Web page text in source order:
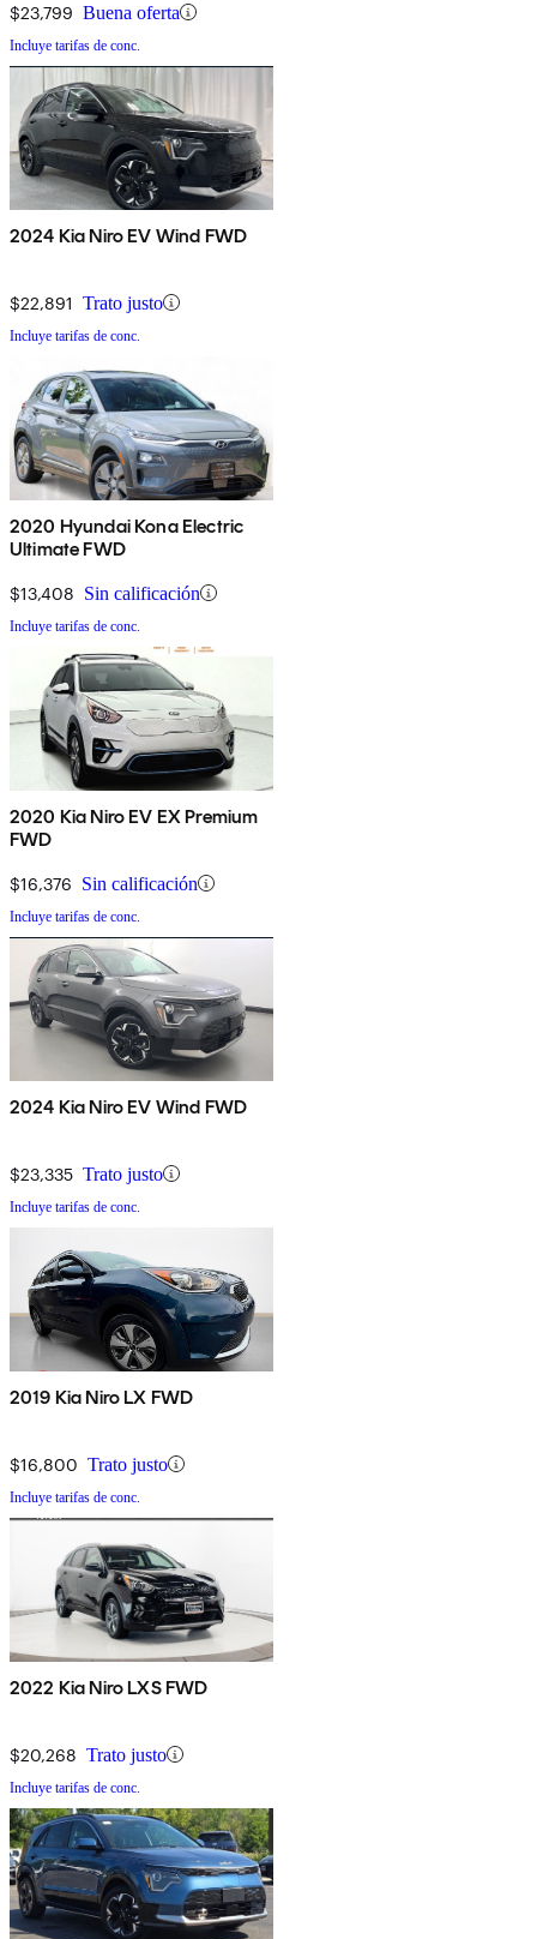
$23,799 Buena oferta
Incluye tarifas de conc.
2024 Kia Niro EV Wind FWD
$22,891 Trato justo
Incluye tarifas de conc.
2020 Hyundai Kona Electric
Ultimate FWD
$13,408 Sin calificación
Incluye tarifas de conc.
2020 Kia Niro EV EX Premium
FWD
$16,376 Sin calificación
Incluye tarifas de conc.
2024 Kia Niro EV Wind FWD
$23,335 Trato justo
Incluye tarifas de conc.
2019 Kia Niro LX FWD
$16,800 Trato justo
Incluye tarifas de conc.
2022 Kia Niro LXS FWD
$20,268 Trato justo
Incluye tarifas de conc.